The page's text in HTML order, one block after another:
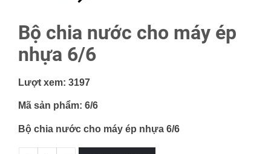
Bộ chia nước cho máy ép
nhựa 6/6
Lượt xem: 3197
Mã sản phẩm: 6/6
Bộ chia nước cho máy ép nhựa 6/6